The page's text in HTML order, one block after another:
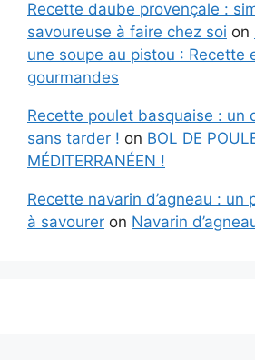
Recette daube provençale :
savoureuse à faire chez soi on
une soupe au pistou : Recette
gourmandes
Recette poulet basquaise : un
sans tarder ! on BOL DE
MÉDITERRANÉEN !
Recette navarin d’agneau :
à savourer on Navarin